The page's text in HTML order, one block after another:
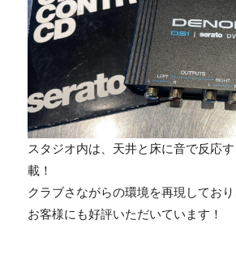
スタジオ内は、天井と床に音で反応す
載！
クラブさながらの環境を再現してお
お客様にも好評いただいています！